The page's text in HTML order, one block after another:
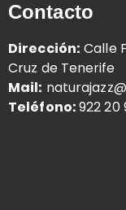
Contacto
Dirección: Calle
Cruz de Tenerife
Mail:
Teléfono:922 20